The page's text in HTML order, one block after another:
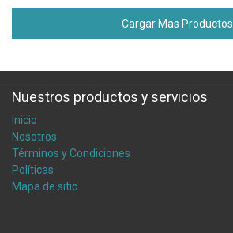
Cargar Mas Productos
Nuestros productos y servicios
Inicio
Nosotros
Términos y Condiciones
Políticas
Mapa de sitio